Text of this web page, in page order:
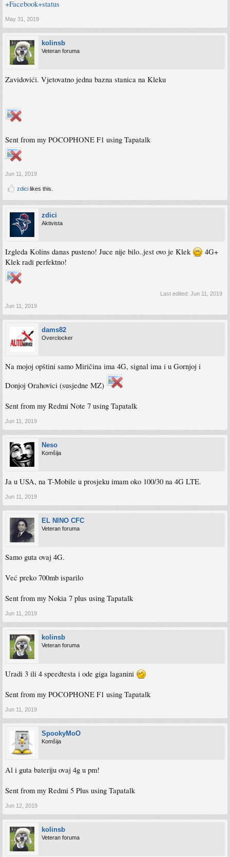
+Facebook+status
May 31, 2019
kolinsb
Veteran foruma
Zavidovići. Vjetovatno jedna bazna stanica na Kleku
Sent from my POCOPHONE F1 using Tapatalk
Jun 11, 2019
zdici likes this.
zdici
Aktivista
Izgleda Kolins danas pusteno! Juce nije bilo..jest ovo je Klek
4G+
Klek radi perfektno!
Last edited: Jun 11, 2019
Jun 11, 2019
dams82
Overclocker
Na mojoj opštini samo Miričina ima 4G, signal ima i u Gornjoj i
Donjoj Orahovici (susjedne MZ)
Sent from my Redmi Note 7 using Tapatalk
Jun 11, 2019
Neso
Komšija
Ja u USA, na T-Mobile u prosjeku imam oko 100/30 na 4G LTE.
Jun 11, 2019
EL NINO CFC
Veteran foruma
Samo guta ovaj 4G.
Već preko 700mb isparilo
Sent from my Nokia 7 plus using Tapatalk
Jun 11, 2019
kolinsb
Veteran foruma
Uradi 3 ili 4 speedtesta i ode giga laganini
Sent from my POCOPHONE F1 using Tapatalk
Jun 11, 2019
SpookyMoO
Komšija
Al i guta bateriju ovaj 4g u pm!
Sent from my Redmi 5 Plus using Tapatalk
Jun 12, 2019
kolinsb
Veteran foruma